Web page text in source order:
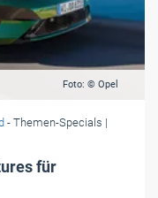
Foto: © Opel
- Themen-Specials |
für